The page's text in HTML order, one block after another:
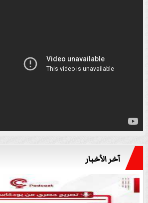
آخر الأخبار